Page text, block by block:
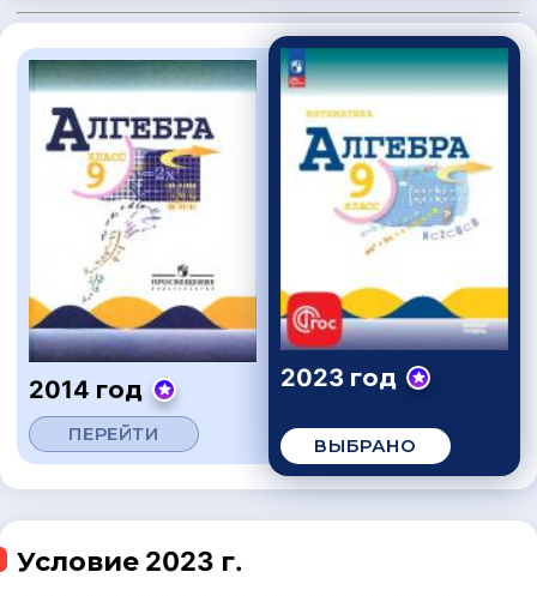
2014 год
ПЕРЕЙТИ
2023 год
ВЫБРАНО
Условие 2023 г.